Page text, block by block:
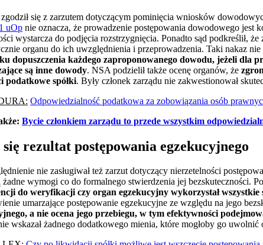
się z zarzutem dotyczącym pominięcia wniosków
uOp nie oznacza, że prowadzenie postępowania dowodowego jest
wystarcza do podjęcia rozstrzygnięcia. Ponadto sąd podkreślił,
organu do ich uwzględnienia i przeprowadzenia. Taki nakaz
dopuszczenia każdego zaproponowanego dowodu, jeżeli dla
są inne dowody. NSA podzielił także ocenę organów, że
podatkowe spółki. Były członek zarządu nie zakwestionował
Odpowiedzialność podatkowa za zobowiązania osób
Bycie członkiem zarządu to przede wszystkim
rezultat postępowania egzekucyjnego
nie zasługiwał też zarzut dotyczący nierzetelności
wymogi co do formalnego stwierdzenia jej bezskuteczności.
do weryfikacji czy organ egzekucyjny wykorzystał
umarzające postępowanie egzekucyjne ze względu na jego
a nie ocena jego przebiegu, w tym efektywności
wskazał żadnego dodatkowego mienia, które mogłoby go uwolnić